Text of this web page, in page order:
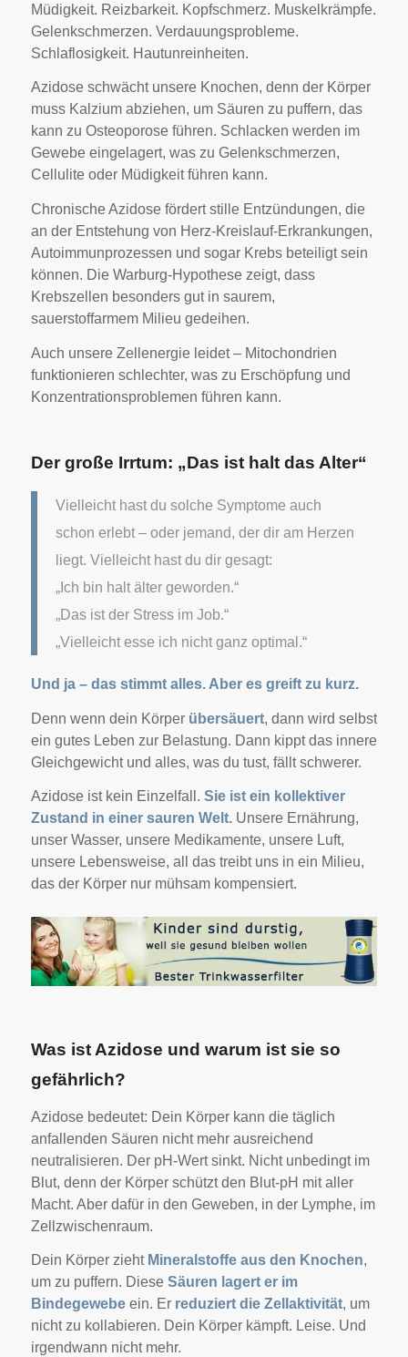
Müdigkeit. Reizbarkeit. Kopfschmerz. Muskelkrämpfe.
Gelenkschmerzen. Verdauungsprobleme.
Schlaflosigkeit. Hautunreinheiten.
Azidose schwächt unsere Knochen, denn der Körper
muss Kalzium abziehen, um Säuren zu puffern, das
kann zu Osteoporose führen. Schlacken werden im
Gewebe eingelagert, was zu Gelenkschmerzen,
Cellulite oder Müdigkeit führen kann.
Chronische Azidose fördert stille Entzündungen, die
an der Entstehung von Herz-Kreislauf-Erkrankungen,
Autoimmunprozessen und sogar Krebs beteiligt sein
können. Die Warburg-Hypothese zeigt, dass
Krebszellen besonders gut in saurem,
sauerstoffarmem Milieu gedeihen.
Auch unsere Zellenergie leidet – Mitochondrien
funktionieren schlechter, was zu Erschöpfung und
Konzentrationsproblemen führen kann.
Der große Irrtum: „Das ist halt das Alter“
Vielleicht hast du solche Symptome auch
schon erlebt – oder jemand, der dir am Herzen
liegt. Vielleicht hast du dir gesagt:
„Ich bin halt älter geworden.“
„Das ist der Stress im Job.“
„Vielleicht esse ich nicht ganz optimal.“
Und ja – das stimmt alles. Aber es greift zu kurz.
Denn wenn dein Körper übersäuert, dann wird selbst
ein gutes Leben zur Belastung. Dann kippt das innere
Gleichgewicht und alles, was du tust, fällt schwerer.
Azidose ist kein Einzelfall. Sie ist ein kollektiver
Zustand in einer sauren Welt.Unsere Ernährung,
unser Wasser, unsere Medikamente, unsere Luft,
unsere Lebensweise, all das treibt uns in ein Milieu,
das der Körper nur mühsam kompensiert.
Was ist Azidose und warum ist sie so
gefährlich?
Azidose bedeutet: Dein Körper kann die täglich
anfallenden Säuren nicht mehr ausreichend
neutralisieren. Der pH-Wert sinkt. Nicht unbedingt im
Blut, denn der Körper schützt den Blut-pH mit aller
Macht. Aber dafür in den Geweben, in der Lymphe, im
Zellzwischenraum.
Dein Körper zieht Mineralstoffe aus den Knochen,
um zu puffern. Diese Säuren lagert er im
Bindegewebeein. Er reduziert die Zellaktivität, um
nicht zu kollabieren. Dein Körper kämpft. Leise. Und
irgendwann nicht mehr.